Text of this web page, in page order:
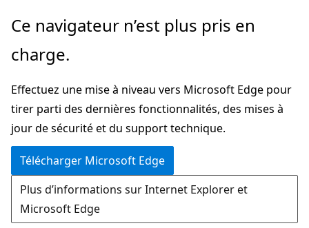
Passer
directement
au
principal
Ce navigateur n’est plus pris en
charge.
Effectuez une mise à niveau vers Microsoft Edge pour
tirer parti des dernières fonctionnalités, des mises à
jour de sécurité et du support technique.
Télécharger Microsoft Edge
Plus d’informations sur Internet Explorer et
Microsoft Edge